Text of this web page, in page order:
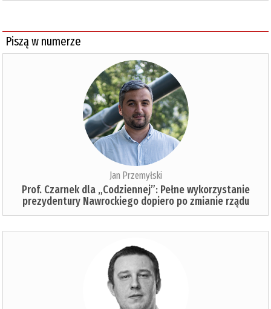
Piszą w numerze
Jan Przemyłski
Prof. Czarnek dla „Codziennej”: Pełne wykorzystanie
prezydentury Nawrockiego dopiero po zmianie rządu